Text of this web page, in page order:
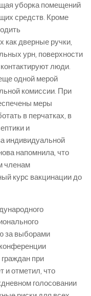
уборка помещений
средств. Кроме
как дверные ручки,
урн, поверхности
люди.
одной мерой
комиссии. При
меры
в перчатках, в
и
индивидуальной
напомнила, что
членам
курс вакцинации до
за выборами
при
и отметил, что
голосовании